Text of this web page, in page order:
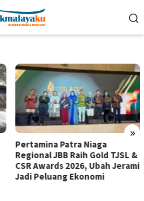
»
Pertamina Patra Niaga
Regional JBB Raih Gold TJSL &
CSR Awards 2026, Ubah Jerami
Jadi Peluang Ekonomi